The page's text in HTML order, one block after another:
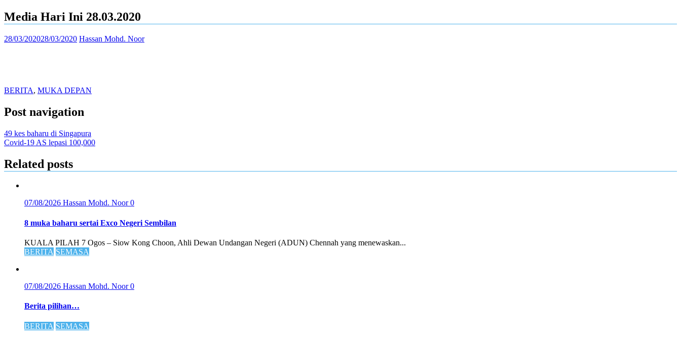
Media Hari Ini 28.03.2020
28/03/202028/03/2020 Hassan Mohd. Noor
BERITA, MUKA DEPAN
Post navigation
49 kes baharu di Singapura
Covid-19 AS lepasi 100,000
Related posts
07/08/2026 Hassan Mohd. Noor0
8 muka baharu sertai Exco Negeri Sembilan
KUALA PILAH 7 Ogos – Siow Kong Choon, Ahli Dewan Undangan Negeri (ADUN) Chennah yang menewaskan...
BERITA SEMASA
07/08/2026 Hassan Mohd. Noor0
Berita pilihan…
BERITA SEMASA